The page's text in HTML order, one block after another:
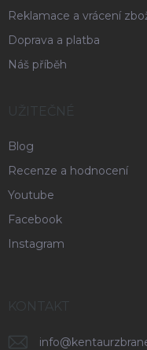
Reklamace a vrácení
Doprava a platba
Náš příběh
UŽITEČNÉ
Blog
Recenze a hodnocení
Youtube
Facebook
Instagram
KONTAKT
info@